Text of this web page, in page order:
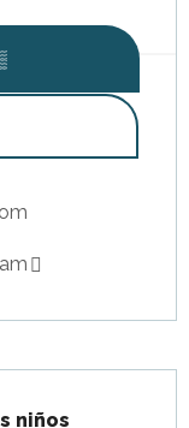
niños